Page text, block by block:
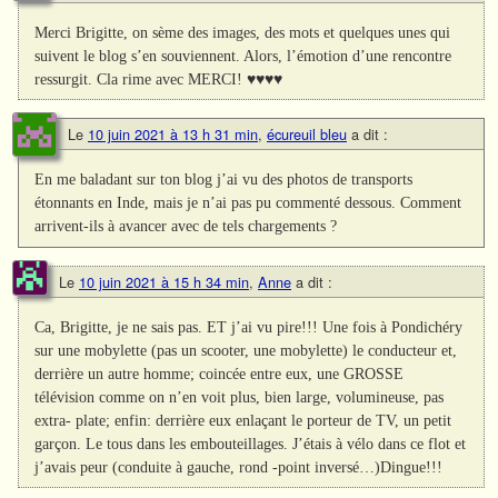
Merci Brigitte, on sème des images, des mots et quelques unes qui
suivent le blog s’en souviennent. Alors, l’émotion d’une rencontre
ressurgit. Cla rime avec MERCI! ♥♥♥♥
Le 10 juin 2021 à 13 h 31 min, écureuil bleu a dit :
En me baladant sur ton blog j’ai vu des photos de transports
étonnants en Inde, mais je n’ai pas pu commenté dessous. Comment
arrivent-ils à avancer avec de tels chargements ?
Le 10 juin 2021 à 15 h 34 min, Anne a dit :
Ca, Brigitte, je ne sais pas. ET j’ai vu pire!!! Une fois à Pondichéry
sur une mobylette (pas un scooter, une mobylette) le conducteur et,
derrière un autre homme; coincée entre eux, une GROSSE
télévision comme on n’en voit plus, bien large, volumineuse, pas
extra- plate; enfin: derrière eux enlaçant le porteur de TV, un petit
garçon. Le tous dans les embouteillages. J’étais à vélo dans ce flot et
j’avais peur (conduite à gauche, rond -point inversé…)Dingue!!!